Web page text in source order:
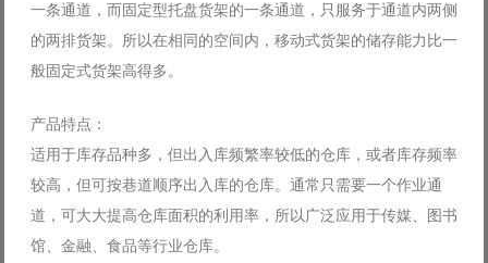
一条通道，而固定型托盘货架的一条通道，只服务于通道内两侧
的两排货架。所以在相同的空间内，移动式货架的储存能力比一
般固定式货架高得多。
产品特点：
适用于库存品种多，但出入库频繁率较低的仓库，或者库存频率
较高，但可按巷道顺序出入库的仓库。通常只需要一个作业通
道，可大大提高仓库面积的利用率，所以广泛应用于传媒、图书
馆、金融、食品等行业仓库。